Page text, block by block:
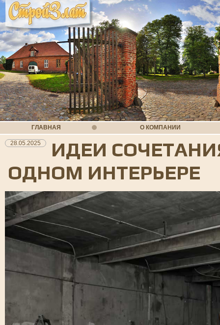
ГЛАВНАЯ О КОМПАНИИ
28.05.2025
ИДЕИ
ОДНОМ ИНТЕРЬЕРЕ